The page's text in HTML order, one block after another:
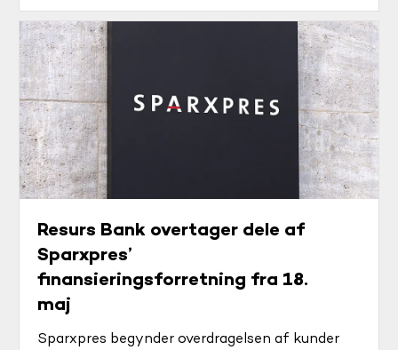
Resurs Bank overtager dele af
Sparxpres’
finansieringsforretning fra 18.
maj
Sparxpres begynder overdragelsen af kunder